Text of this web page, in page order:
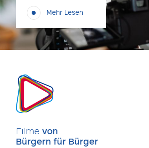
Mehr Lesen
Filme von
Bürgern für Bürger